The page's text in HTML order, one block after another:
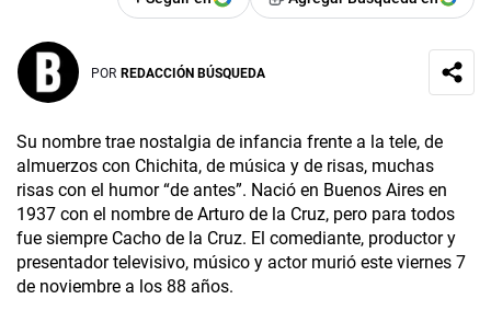
POR REDACCIÓN BÚSQUEDA
Su nombre trae nostalgia de infancia frente a la tele, de
almuerzos con Chichita, de música y de risas, muchas
risas con el humor “de antes”. Nació en Buenos Aires en
1937 con el nombre de Arturo de la Cruz, pero para todos
fue siempre Cacho de la Cruz. El comediante, productor y
presentador televisivo, músico y actor murió este viernes 7
de noviembre a los 88 años.